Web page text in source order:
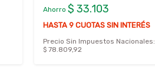
Ahorro $ 33.103
HASTA 9 CUOTAS SIN INTERÉS
Precio Sin Impuestos Nacionales:
$ 78.809,92